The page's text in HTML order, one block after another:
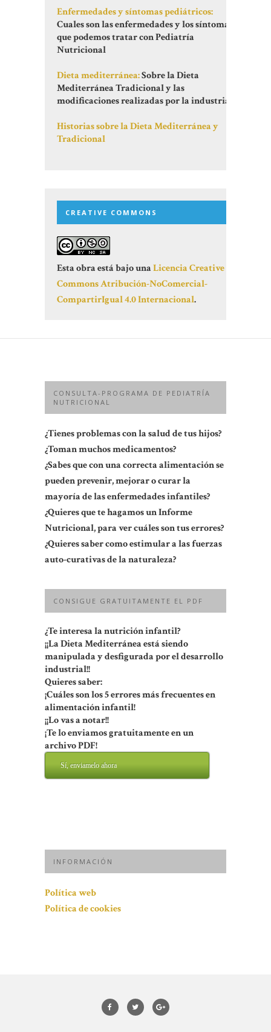
Enfermedades y síntomas pediátricos:
Cuales son las enfermedades y los síntomas
que podemos tratar con Pediatría
Nutricional
Dieta mediterránea:Sobre la Dieta
Mediterránea Tradicional y las
modificaciones realizadas por la industria
Historias sobre la Dieta Mediterránea y
Tradicional
CREATIVE COMMONS
Esta obra está bajo unaLicencia Creative
Commons Atribución-NoComercial-
CompartirIgual 4.0 Internacional.
CONSULTA-PROGRAMA DE PEDIATRÍA
NUTRICIONAL
¿Tienes problemas con la salud de tus hijos?
¿Toman muchos medicamentos?
¿Sabes que con una correcta alimentación se
pueden prevenir, mejorar o curar la
mayoría de las enfermedades infantiles?
¿Quieres que te hagamos un Informe
Nutricional, para ver cuáles son tus errores?
¿Quieres saber como estimular a las fuerzas
auto-curativas de la naturaleza?
CONSIGUE GRATUITAMENTE EL PDF
¿Te interesa la nutrición infantil?
¡¡La Dieta Mediterránea está siendo
manipulada y desfigurada por el desarrollo
industrial!!
Quieres saber:
¡Cuáles son los 5 errores más frecuentes en
alimentación infantil!
¡¡Lo vas a notar!!
¡Te lo enviamos gratuitamente en un
archivo PDF!
Sí, enviamelo ahora
INFORMACIÓN
Política web
Política de cookies